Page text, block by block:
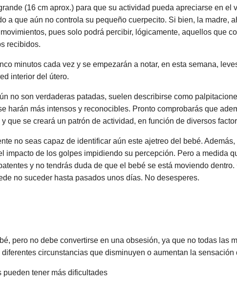
(16 cm aprox.) para que su actividad pueda apreciarse en el
a que aún no controla su pequeño cuerpecito. Si bien, la madre,
pues solo podrá percibir, lógicamente, aquellos que
recibidos.
minutos cada vez y se empezarán a notar, en esta semana,
interior del útero.
no son verdaderas patadas, suelen describirse como
harán más intensos y reconocibles. Pronto comprobarás que
que se creará un patrón de actividad, en función de diversos
no seas capaz de identificar aún este ajetreo del bebé.
impacto de los golpes impidiendo su percepción. Pero a medida
y no tendrás duda de que el bebé se está moviendo dentro.
no suceder hasta pasados unos días. No desesperes.
pero no debe convertirse en una obsesión, ya que no todas las
circunstancias que disminuyen o aumentan la
tener más dificultades